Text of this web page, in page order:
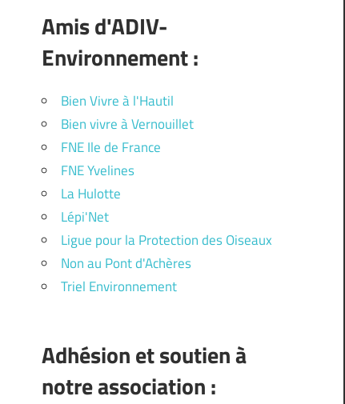
Amis d'ADIV-
Environnement :
Bien Vivre à l'Hautil
Bien vivre à Vernouillet
FNE Ile de France
FNE Yvelines
La Hulotte
Lépi'Net
Ligue pour la Protection des Oiseaux
Non au Pont d'Achères
Triel Environnement
Adhésion et soutien à
notre association :